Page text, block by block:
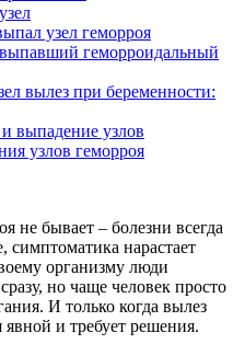
узел геморроя
геморроидальный
вылез при беременности:
выпадение узлов
узлов геморроя
не бывает – болезни всегда
симптоматика нарастает
организму люди
но чаще человек просто
И только когда вылез
и требует решения.